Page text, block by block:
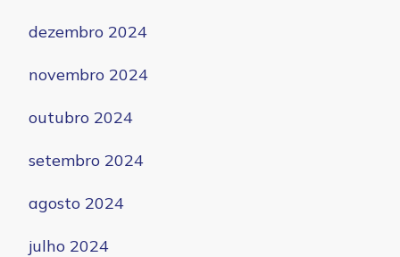
dezembro 2024
novembro 2024
outubro 2024
setembro 2024
agosto 2024
julho 2024